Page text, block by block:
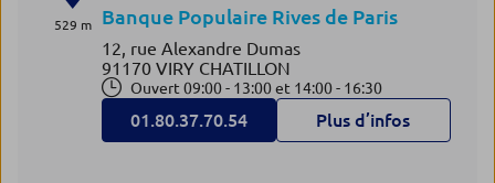
529 m Banque Populaire Rives de Paris
12, rue Alexandre Dumas
91170 VIRY CHATILLON
Ouvert 09:00 - 13:00 et 14:00 - 16:30
01.80.37.70.54 Plus d’infos